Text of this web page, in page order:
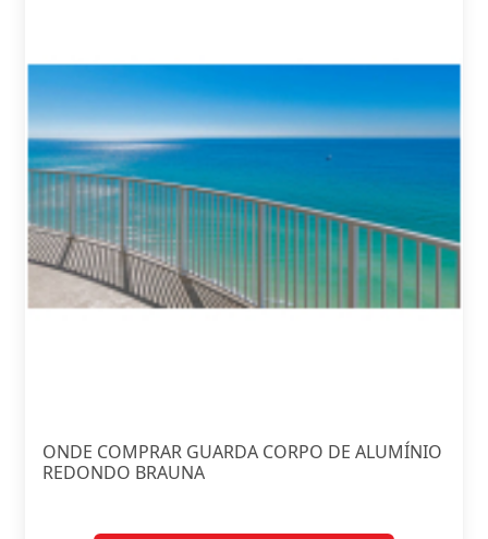
ONDE COMPRAR GUARDA CORPO DE ALUMÍNIO
REDONDO BRAUNA